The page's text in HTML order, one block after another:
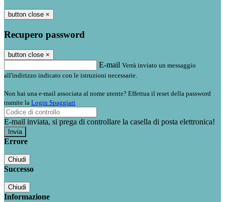
button close ×
Recupero password
button close ×
E-mail Verrà inviato un messaggio
all'indirizzo indicato con le istruzioni necessarie.
Non hai una e-mail associata al nome utente? Effettua il reset della password
tramite la Login Spaggiari
E-mail inviata, si prega di controllare la casella di posta elettronica!
Errore
Chiudi
Successo
Chiudi
Informazione